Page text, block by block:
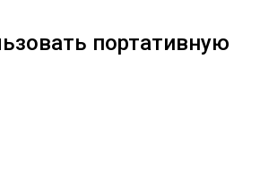
портативную